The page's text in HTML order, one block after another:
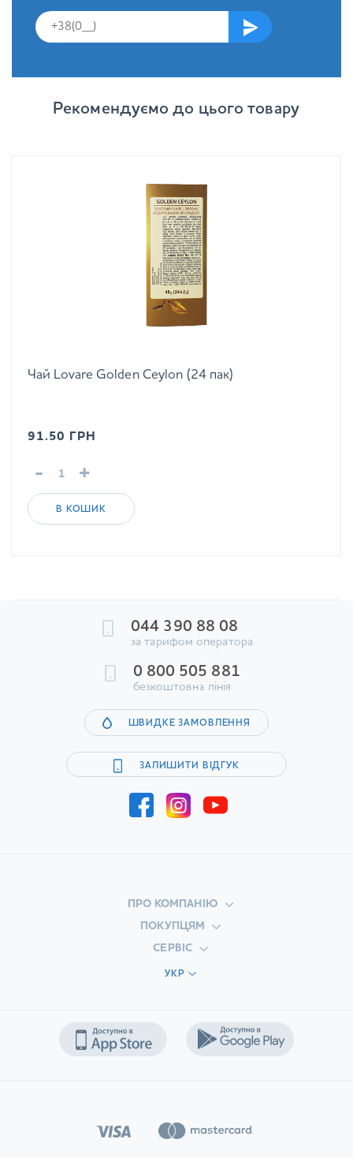
Рекомендуємо до цього товару
Чай Lovare Golden Ceylon (24 пак)
91.50 ГРН
- +
В КОШИК
044 390 88 08
за тарифом оператора
0 800 505 881
безкоштовна лінія
ШВИДКЕ ЗАМОВЛЕННЯ
ЗАЛИШИТИ ВІДГУК
ПРО КОМПАНІЮ
ПОКУПЦЯМ
СЕРВІС
УКР